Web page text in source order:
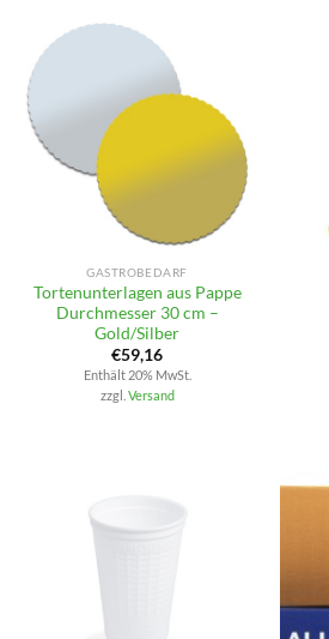
GASTROBEDARF
Tortenunterlagen aus Pappe
Durchmesser 30 cm –
Gold/Silber
€59,16
Enthält 20% MwSt.
zzgl. Versand